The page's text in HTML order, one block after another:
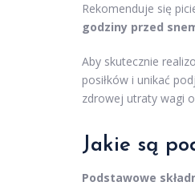
Rekomenduje się
godziny przed
Aby skutecznie
posiłków i unikać
zdrowej utraty wagi
Jakie są
Podstawowe